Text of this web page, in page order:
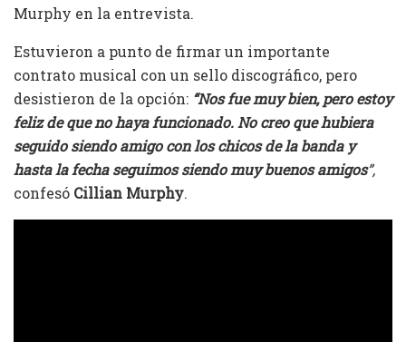
Murphy en la entrevista.
Estuvieron a punto de firmar un importante
contrato musical con un sello discográfico, pero
desistieron de la opción: “Nos fue muy bien, pero estoy
feliz de que no haya funcionado. No creo que hubiera
seguido siendo amigo con los chicos de la banda y
hasta la fecha seguimos siendo muy buenos amigos”,
confesó Cillian Murphy.